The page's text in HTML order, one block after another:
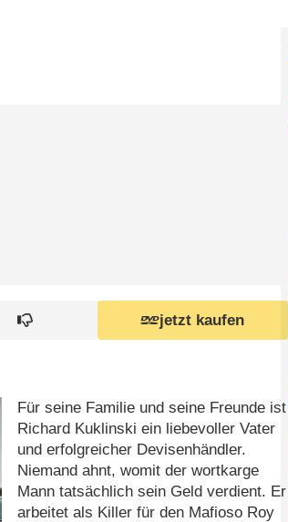
jetzt kaufen
Für seine Familie und seine Freunde ist
Richard Kuklinski ein liebevoller Vater
und erfolgreicher Devisenhändler.
Niemand ahnt, womit der wortkarge
Mann tatsächlich sein Geld verdient. Er
arbeitet als Killer für den Mafioso Roy